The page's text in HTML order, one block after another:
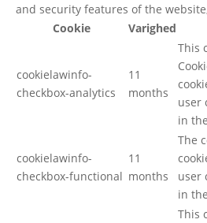
and security features of the
Cookie
Varighed
cookielawinfo-
checkbox-analytics
11
months
This
user
in
cookielawinfo-
checkbox-functional
11
months
The
user
in
This